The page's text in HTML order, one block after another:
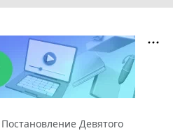
Постановление Девятого